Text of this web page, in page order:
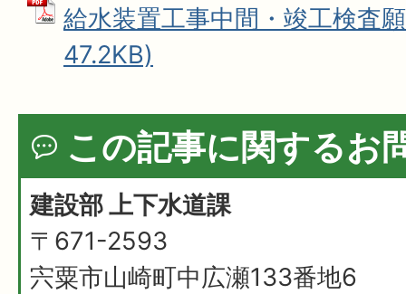
給水装置工事中間・竣工検査
47.2KB)
この記事に関するお
建設部 上下水道課
〒671-2593
宍粟市山崎町中広瀬133番地6